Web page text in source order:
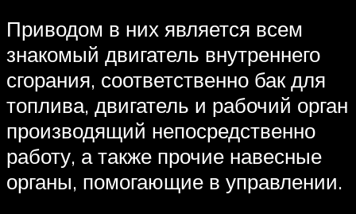
Приводом в них является всем
знакомый двигатель внутреннего
сгорания, соответственно бак для
топлива, двигатель и рабочий орган
производящий непосредственно
работу, а также прочие навесные
органы, помогающие в управлении.